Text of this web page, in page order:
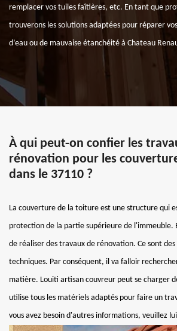
remplacer vos tuiles faîtières, etc. En tant que
trouverons les solutions adaptées pour réparer
d’eau ou de mauvaise étanchéité à Chateau
À qui peut-on confier les
rénovation pour les
dans le 37110 ?
La couverture de la toiture est une structure qui
protection de la partie supérieure de l'immeuble.
de réaliser des travaux de rénovation. Ce sont
techniques. Par conséquent, il va falloir
matière. Louiti artisan couvreur peut se charger
utilise tous les matériels adaptés pour faire un
vous avez besoin d'autres informations, veuillez